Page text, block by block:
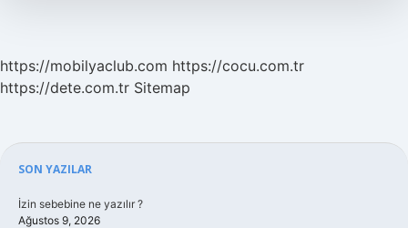
https://mobilyaclub.com https://cocu.com.tr
https://dete.com.tr Sitemap
Sidebar
SON YAZILAR
İzin sebebine ne yazılır ?
Ağustos 9, 2026